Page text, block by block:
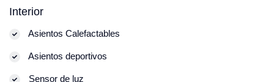
Interior
Asientos Calefactables
Asientos deportivos
Sensor de luz